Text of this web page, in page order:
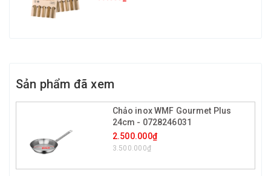
Sản phẩm đã xem
Chảo inox WMF Gourmet Plus
24cm - 0728246031
2.500.000₫
3.500.000₫